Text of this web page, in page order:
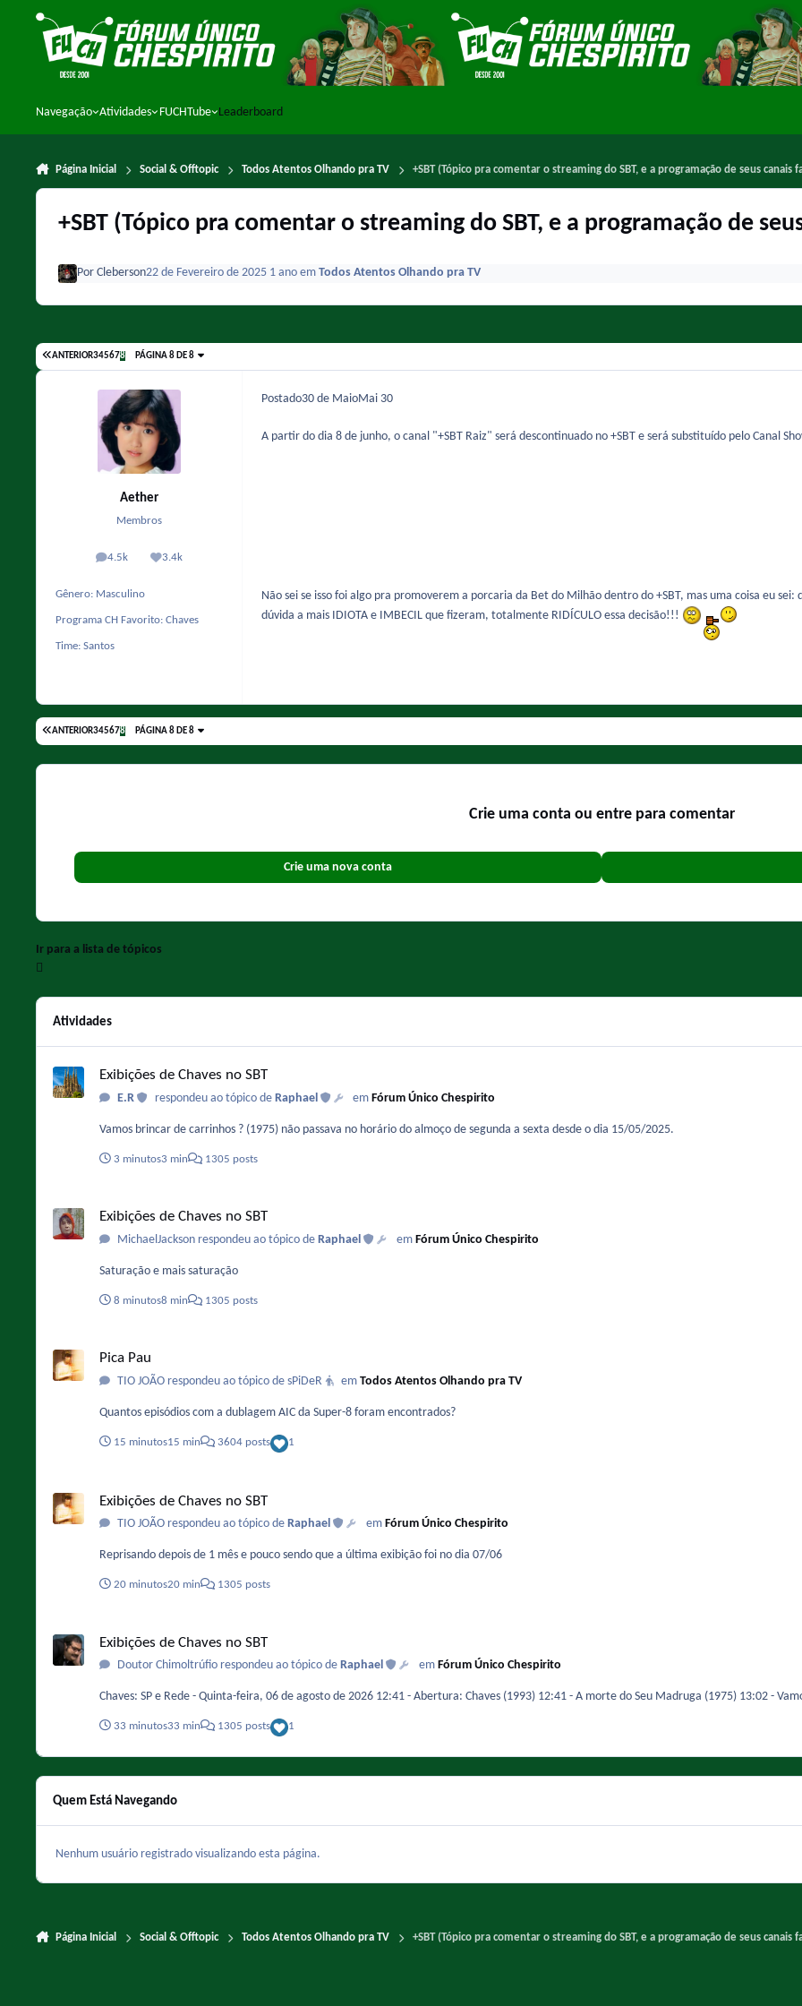
Ir para conteúdo
Navegação Atividades FUCHTube Leaderboard
Página Inicial Social & Offtopic Todos Atentos Olhando pra TV +SBT (Tópico pra comentar o streaming do SBT, e a programação de seus canais
+SBT (Tópico pra comentar o streaming do SBT, e a programação de
Por Cleberson22 de Fevereiro de 2025 1 ano em Todos Atentos Olhando pra TV
ANTERIOR345678 PÁGINA 8 DE 8
Aether
Membros
4.5k
posts 3.4k
Reputação
Gênero: Masculino
Programa CH Favorito: Chaves
Time: Santos
Postado30 de MaioMai 30
A partir do dia 8 de junho, o canal "+SBT Raiz" será descontinuado no +SBT e será substituído pelo Canal
Não sei se isso foi algo pra promoverem a porcaria da Bet do Milhão dentro do +SBT, mas uma coisa eu sei:
dúvida a mais IDIOTA e IMBECIL que fizeram, totalmente RIDÍCULO essa decisão!!!
ANTERIOR345678 PÁGINA 8 DE 8
Crie uma conta ou entre para comentar
Crie uma nova conta
Ir para a lista de tópicos
Atividades
Exibições de Chaves no SBT
E.R respondeu ao tópico de Raphael emFórum Único Chespirito
Vamos brincar de carrinhos ? (1975) não passava no horário do almoço de segunda a sexta desde o dia 15/05/2025.
3 minutos3 min 1305 posts
Exibições de Chaves no SBT
MichaelJackson respondeu ao tópico de Raphael em Fórum Único Chespirito
Saturação e mais saturação
8 minutos8 min 1305 posts
Pica Pau
TIO JOÃO respondeu ao tópico de sPiDeR em Todos Atentos Olhando pra TV
Quantos episódios com a dublagem AIC da Super-8 foram encontrados?
15 minutos15 min 3604 posts 1
Exibições de Chaves no SBT
TIO JOÃO respondeu ao tópico de Raphael em Fórum Único Chespirito
Reprisando depois de 1 mês e pouco sendo que a última exibição foi no dia 07/06
20 minutos20 min 1305 posts
Exibições de Chaves no SBT
Doutor Chimoltrúfio respondeu ao tópico de Raphael em Fórum Único Chespirito
Chaves: SP e Rede - Quinta-feira, 06 de agosto
33 minutos33 min 1305 posts 1
Quem Está Navegando
Nenhum usuário registrado visualizando esta página.
Página Inicial Social & Offtopic Todos Atentos Olhando pra TV +SBT (Tópico pra comentar o streaming do SBT, e a programação de seus canais